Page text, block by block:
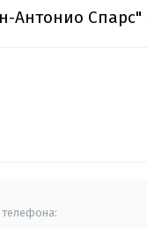
Антонио Спарс"